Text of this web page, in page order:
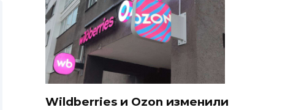
Wildberries и Ozon изменили